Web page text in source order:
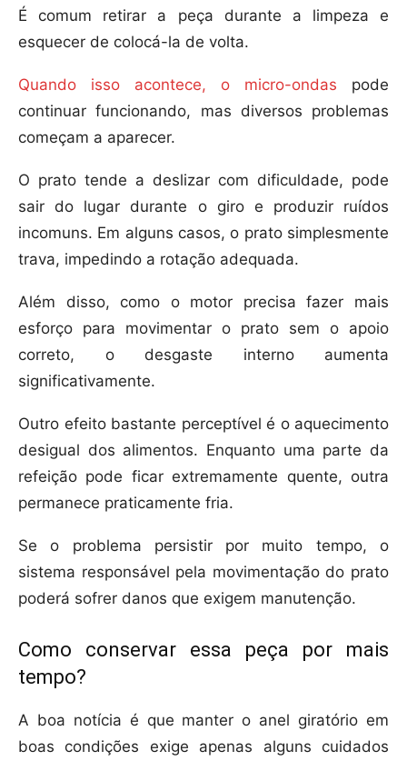
É comum retirar a peça durante a limpeza e
esquecer de colocá-la de volta.
Quando isso acontece, o micro-ondas pode
continuar funcionando, mas diversos problemas
começam a aparecer.
O prato tende a deslizar com dificuldade, pode
sair do lugar durante o giro e produzir ruídos
incomuns. Em alguns casos, o prato simplesmente
trava, impedindo a rotação adequada.
Além disso, como o motor precisa fazer mais
esforço para movimentar o prato sem o apoio
correto, o desgaste interno aumenta
significativamente.
Outro efeito bastante perceptível é o aquecimento
desigual dos alimentos. Enquanto uma parte da
refeição pode ficar extremamente quente, outra
permanece praticamente fria.
Se o problema persistir por muito tempo, o
sistema responsável pela movimentação do prato
poderá sofrer danos que exigem manutenção.
Como conservar essa peça por mais
tempo?
A boa notícia é que manter o anel giratório em
boas condições exige apenas alguns cuidados